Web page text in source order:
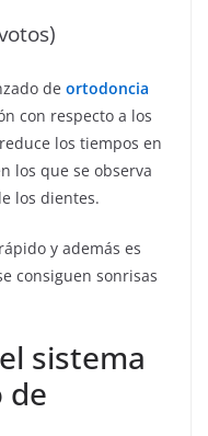
de ortodoncia
con respecto a los
los tiempos en
los que se observa
los dientes.
y además es
consiguen sonrisas
sistema
de